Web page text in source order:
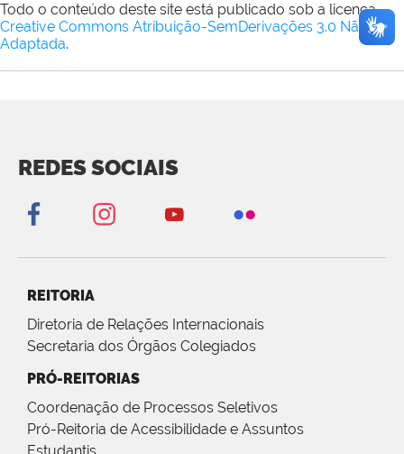
Todo o conteúdo deste site está publicado sob a licença
Creative Commons Atribuição-SemDerivações 3.0 Não
Adaptada.
REDES SOCIAIS
REITORIA
Diretoria de Relações Internacionais
Secretaria dos Órgãos Colegiados
PRÓ-REITORIAS
Coordenação de Processos Seletivos
Pró-Reitoria de Acessibilidade e Assuntos